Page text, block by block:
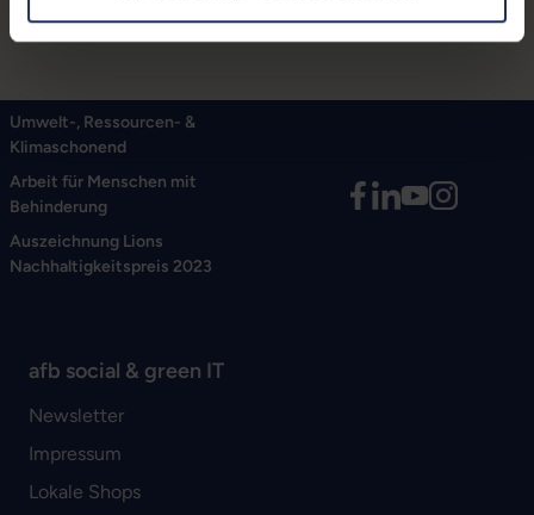
Umwelt-, Ressourcen- &
Klimaschonend
Arbeit für Menschen mit
Behinderung
Auszeichnung Lions
Nachhaltigkeitspreis 2023
afb social & green IT
Newsletter
Impressum
Lokale Shops